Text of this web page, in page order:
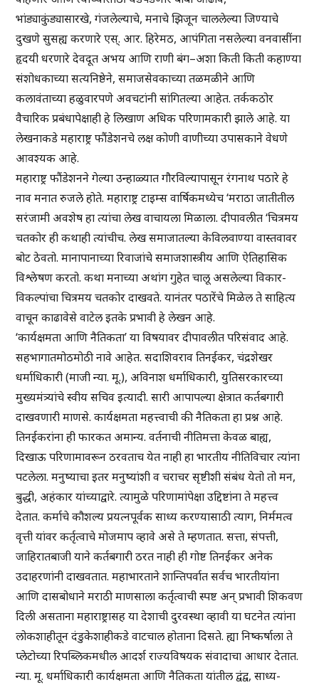
भांड्याकुंड्यासारखे, गंजलेल्याचे, मनाचे झिजून चाललेल्या जिण्याचे
दुखणे सुसह्य करणारे एस्. आर. हिरेमठ, आपंगिता नसलेल्या वनवासींना
हृदयी धरणारे देवदूत अभय आणि राणी बंग–अशा किती किती कहाण्या
संशोधकाच्या सत्यनिष्ठेने, समाजसेवकाच्या तळमळीने आणि
कलावंताच्या हळुवारपणे अवचटांनी सांगितल्या आहेत. तर्ककठोर
वैचारिक प्रबंधापेक्षाही हे लिखाण अधिक परिणामकारी झाले आहे. या
लेखनाकडे महाराष्ट्र फौंडेशनचे लक्ष कोणी वाणीच्या उपासकाने वेधणे
आवश्यक आहे.
महाराष्ट्र फौंडेशनने गेल्या उन्हाळ्यात गौरविल्यापासून रंगनाथ पठारे हे
नाव मनात रुजले होते. महाराष्ट्र टाइम्स वार्षिकमध्येच ‘मराठा जातीतील
सरंजामी अवशेष हा त्यांचा लेख वाचायला मिळाला. दीपावलीत ‘चित्रमय
चतकोर ही कथाही त्यांचीच. लेख समाजातल्या केविलवाण्या वास्तवावर
बोट ठेवतो. मानापानाच्या रिवाजांचे समाजशास्त्रीय आणि ऐतिहासिक
विश्लेषण करतो. कथा मनाच्या अथांग गुहेत चालू असलेल्या विकार-
विकल्पांचा चित्रमय चतकोर दाखवते. यानंतर पठारेंचे मिळेल ते साहित्य
वाचून काढावेसे वाटेल इतके प्रभावी हे लेखन आहे.
‘कार्यक्षमता आणि नैतिकता’ या विषयावर दीपावलीत परिसंवाद आहे.
सहभागातमोठमोठी नावे आहेत. सदाशिवराव तिनईकर, चंद्रशेखर
धर्माधिकारी (माजी न्या. मू.), अविनाश धर्माधिकारी, युतिसरकारच्या
मुख्यमंत्र्यांचे स्वीय सचिव इत्यादी. सारी आपापल्या क्षेत्रात कर्तबगारी
दाखवणारी माणसे. कार्यक्षमता महत्त्वाची की नैतिकता हा प्रश्न आहे.
तिनईकरांना ही फारकत अमान्य. वर्तनाची नीतिमत्ता केवळ बाह्य,
दिखाऊ परिणामावरून ठरवताच येत नाही हा भारतीय नीतिविचार त्यांना
पटलेला. मनुष्याचा इतर मनुष्यांशी व चराचर सृष्टीशी संबंध येतो तो मन,
बुद्धी, अहंकार यांच्याद्वारे. त्यामुळे परिणामांपेक्षा उद्दिष्टांना ते महत्त्व
देतात. कर्माचे कौशल्य प्रयत्नपूर्वक साध्य करण्यासाठी त्याग, निर्ममत्व
वृत्ती यांवर कर्तृत्वाचे मोजमाप व्हावे असे ते म्हणतात. सत्ता, संपत्ती,
जाहिरातबाजी याने कर्तबगारी ठरत नाही ही गोष्ट तिनईकर अनेक
उदाहरणांनी दाखवतात. महाभारताने शान्तिपर्वात सर्वच भारतीयांना
आणि दासबोधाने मराठी माणसाला कर्तृत्वाची स्पष्ट अन् प्रभावी शिकवण
दिली असताना महाराष्ट्रासह या देशाची दुरवस्था व्हावी या घटनेत त्यांना
लोकशाहीतून दंडुकेशाहीकडे वाटचाल होताना दिसते. ह्या निष्कर्षाला ते
प्लेटोच्या रिपब्लिकमधील आदर्श राज्यविषयक संवादाचा आधार देतात.
न्या. मू. धर्माधिकारी कार्यक्षमता आणि नैतिकता यांतील द्वंद्व, साध्य-